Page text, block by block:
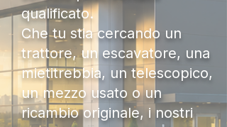
qualificato.
Che tu stia cercando un
trattore, un escavatore, una
mietitrebbia, un telescopico,
un mezzo usato o un
ricambio originale, i nostri